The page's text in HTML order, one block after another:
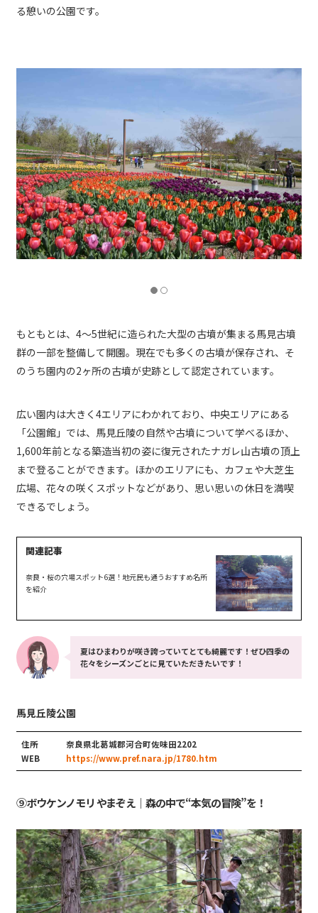
る憩いの公園です。
もともとは、4〜5世紀に造られた大型の古墳が集まる馬見古墳
群の一部を整備して開園。現在でも多くの古墳が保存され、そ
のうち園内の2ヶ所の古墳が史跡として認定されています。
広い園内は大きく4エリアにわかれており、中央エリアにある
「公園館」では、馬見丘陵の自然や古墳について学べるほか、
1,600年前となる築造当初の姿に復元されたナガレ山古墳の頂上
まで登ることができます。ほかのエリアにも、カフェや大芝生
広場、花々の咲くスポットなどがあり、思い思いの休日を満喫
できるでしょう。
奈良・桜の穴場スポット6選！地元民も通うおすすめ名所
を紹介
夏はひまわりが咲き誇っていてとても綺麗です！ぜひ四季の
花々をシーズンごとに見ていただきたいです！
馬見丘陵公園
住所
奈良県北葛城郡河合町佐味田2202
WEB
https://www.pref.nara.jp/1780.htm
⑨ボウケンノモリ やまぞえ｜森の中で“本気の冒険”を！